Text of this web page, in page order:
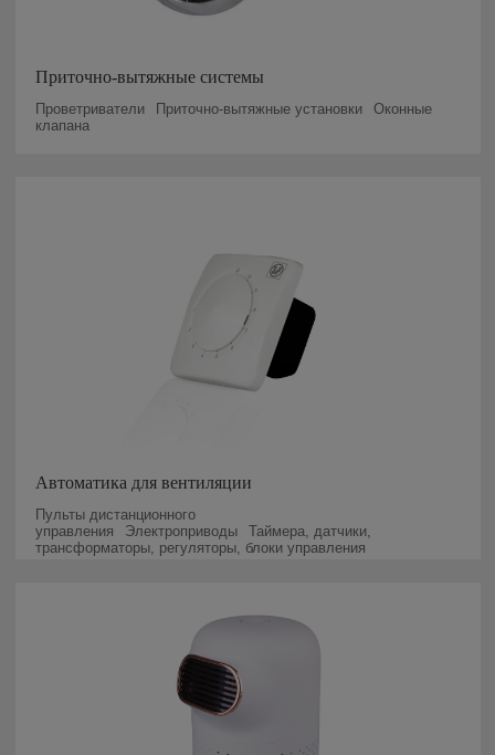
Приточно-вытяжные системы
Проветриватели Приточно-вытяжные установки
Оконные
клапана
Автоматика для вентиляции
Пульты дистанционного
управления
Электроприводы
Таймера, датчики,
трансформаторы, регуляторы, блоки управления